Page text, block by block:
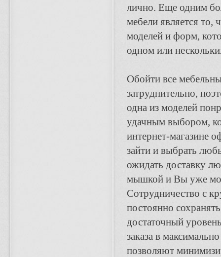
лично. Еще одним
мебели является то,
моделей и форм,
одном или
Обойти все
затруднительно,
одна из моделей
удачным выбором,
интернет-магазине
зайти и выбрать
ожидать доставку
мышкой и Вы уже
Сотрудничество с
постоянно
достаточный
заказа в
позволяют